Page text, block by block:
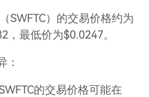
SWFTC）的交易价格约为
最低价为$0.0247。
：
的交易价格可能在